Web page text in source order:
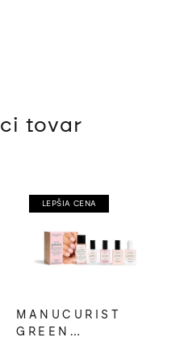
tovar
LEPŠIA CENA
MANUCURIST
GREEN